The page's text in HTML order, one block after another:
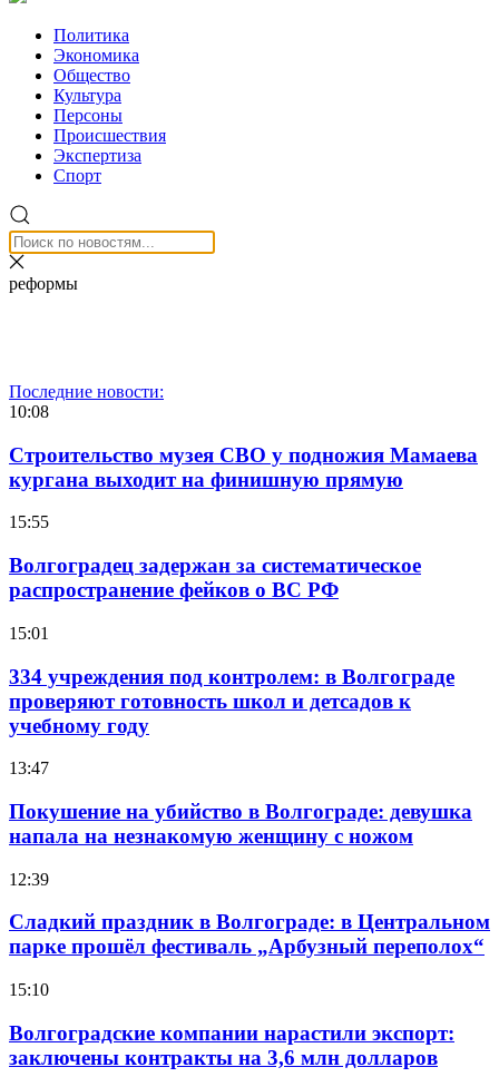
Политика
Экономика
Общество
Культура
Персоны
Происшествия
Экспертиза
Спорт
реформы
Последние новости:
10:08
Строительство музея СВО у подножия Мамаева
кургана выходит на финишную прямую
15:55
Волгоградец задержан за систематическое
распространение фейков о ВС РФ
15:01
334 учреждения под контролем: в Волгограде
проверяют готовность школ и детсадов к
учебному году
13:47
Покушение на убийство в Волгограде: девушка
напала на незнакомую женщину с ножом
12:39
Сладкий праздник в Волгограде: в Центральном
парке прошёл фестиваль „Арбузный переполох“
15:10
Волгоградские компании нарастили экспорт:
заключены контракты на 3,6 млн долларов